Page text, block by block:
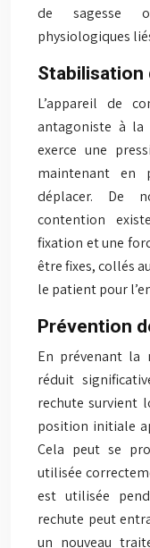
de sagesse
physiologiques
Stabilisation
L’appareil de
antagoniste à
exerce une
maintenant en
déplacer. De
contention
fixation et une
être fixes, collés
le patient pour
Prévention
En prévenant la
réduit
rechute survient
position initiale
Cela peut se
utilisée
est utilisée
rechute peut
un nouveau